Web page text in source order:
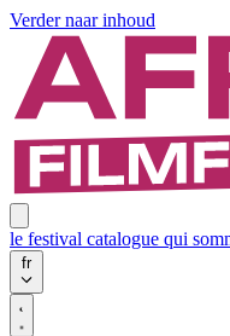
Verder naar inhoud
le festival catalogue qui
fr